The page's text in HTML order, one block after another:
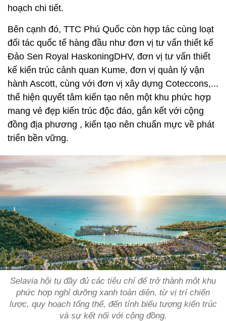
hoạch chi tiết.
Bên cạnh đó, TTC Phú Quốc còn hợp tác cùng loạt
đối tác quốc tế hàng đầu như đơn vị tư vấn thiết kế
Đảo Sen Royal HaskoningDHV, đơn vị tư vấn thiết
kế kiến trúc cảnh quan Kume, đơn vị quản lý vận
hành Ascott, cùng với đơn vị xây dựng Coteccons,...
thể hiện quyết tâm kiến tạo nên một khu phức hợp
mang vẻ đẹp kiến trúc độc đáo, gắn kết với cộng
đồng địa phương , kiến tạo nên chuẩn mực về phát
triển bền vững.
Selavia hội tụ đầy đủ các tiêu chí để trở thành một khu
phức hợp nghỉ dưỡng xanh toàn diện, từ vị trí chiến
lược, quy hoạch tổng thể, đến tính biểu tượng kiến trúc
và sự kết nối với cộng đồng.